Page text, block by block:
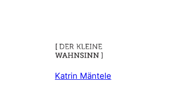
Katrin Mäntele